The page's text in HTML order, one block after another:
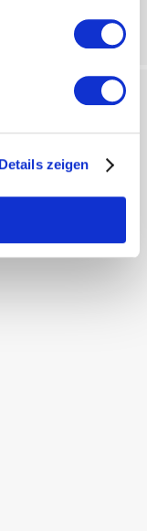
Details zeigen